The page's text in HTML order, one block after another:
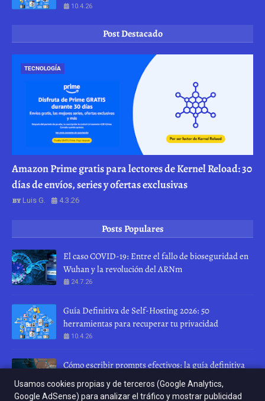
10.4.26
Post Destacado
TECNOLOGÍA
Amazon Prime gratis para lectores de Kernel Reload: 30
días de envíos, series y ofertas exclusivas
Luis G. 4.3.26
Posts Populares
El caso COVID-19: Entre el fallo de bioseguridad en
Wuhan y la revolución del ARNm
24.7.26
Guía Definitiva de Self-Hosting 2026: 50
herramientas para recuperar tu privacidad
10.4.26
Cómo escribir prompts efectivos: la guía definitiva
para hablar con una IA
28.7.26
Usamos cookies propias y de terceros (Google Analytics,
Google AdSense) para analizar el tráfico y mostrar publicidad